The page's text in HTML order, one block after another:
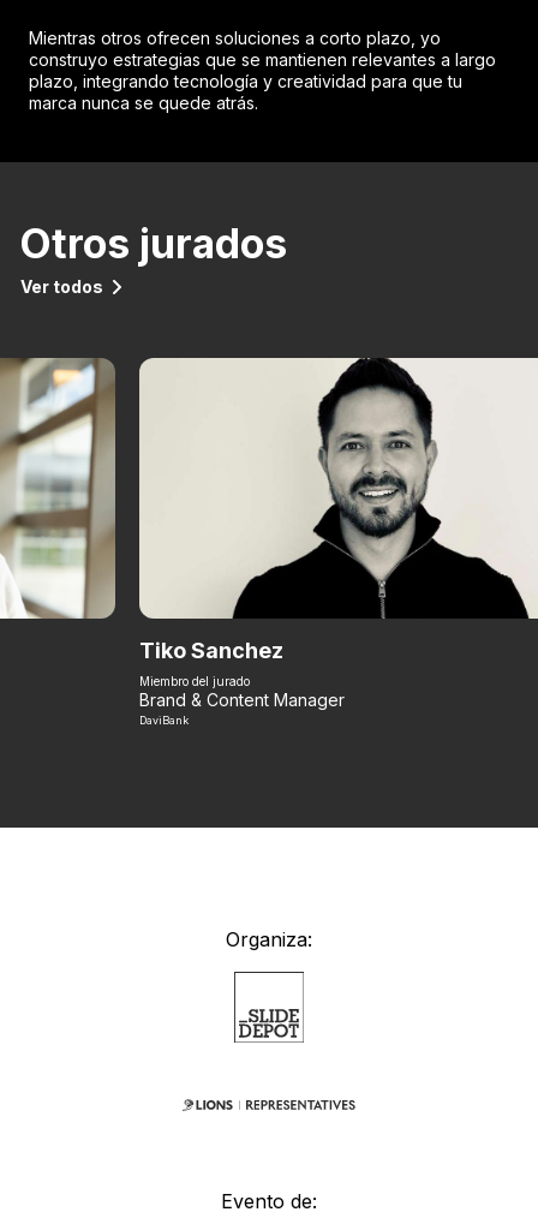
Mientras otros ofrecen soluciones a corto plazo, yo
construyo estrategias que se mantienen relevantes a largo
plazo, integrando tecnología y creatividad para que tu
marca nunca se quede atrás.
Otros jurados
Ver todos
Tiko Sanchez
Miembro del jurado
Brand & Content Manager
DaviBank
Organiza:
Evento de: